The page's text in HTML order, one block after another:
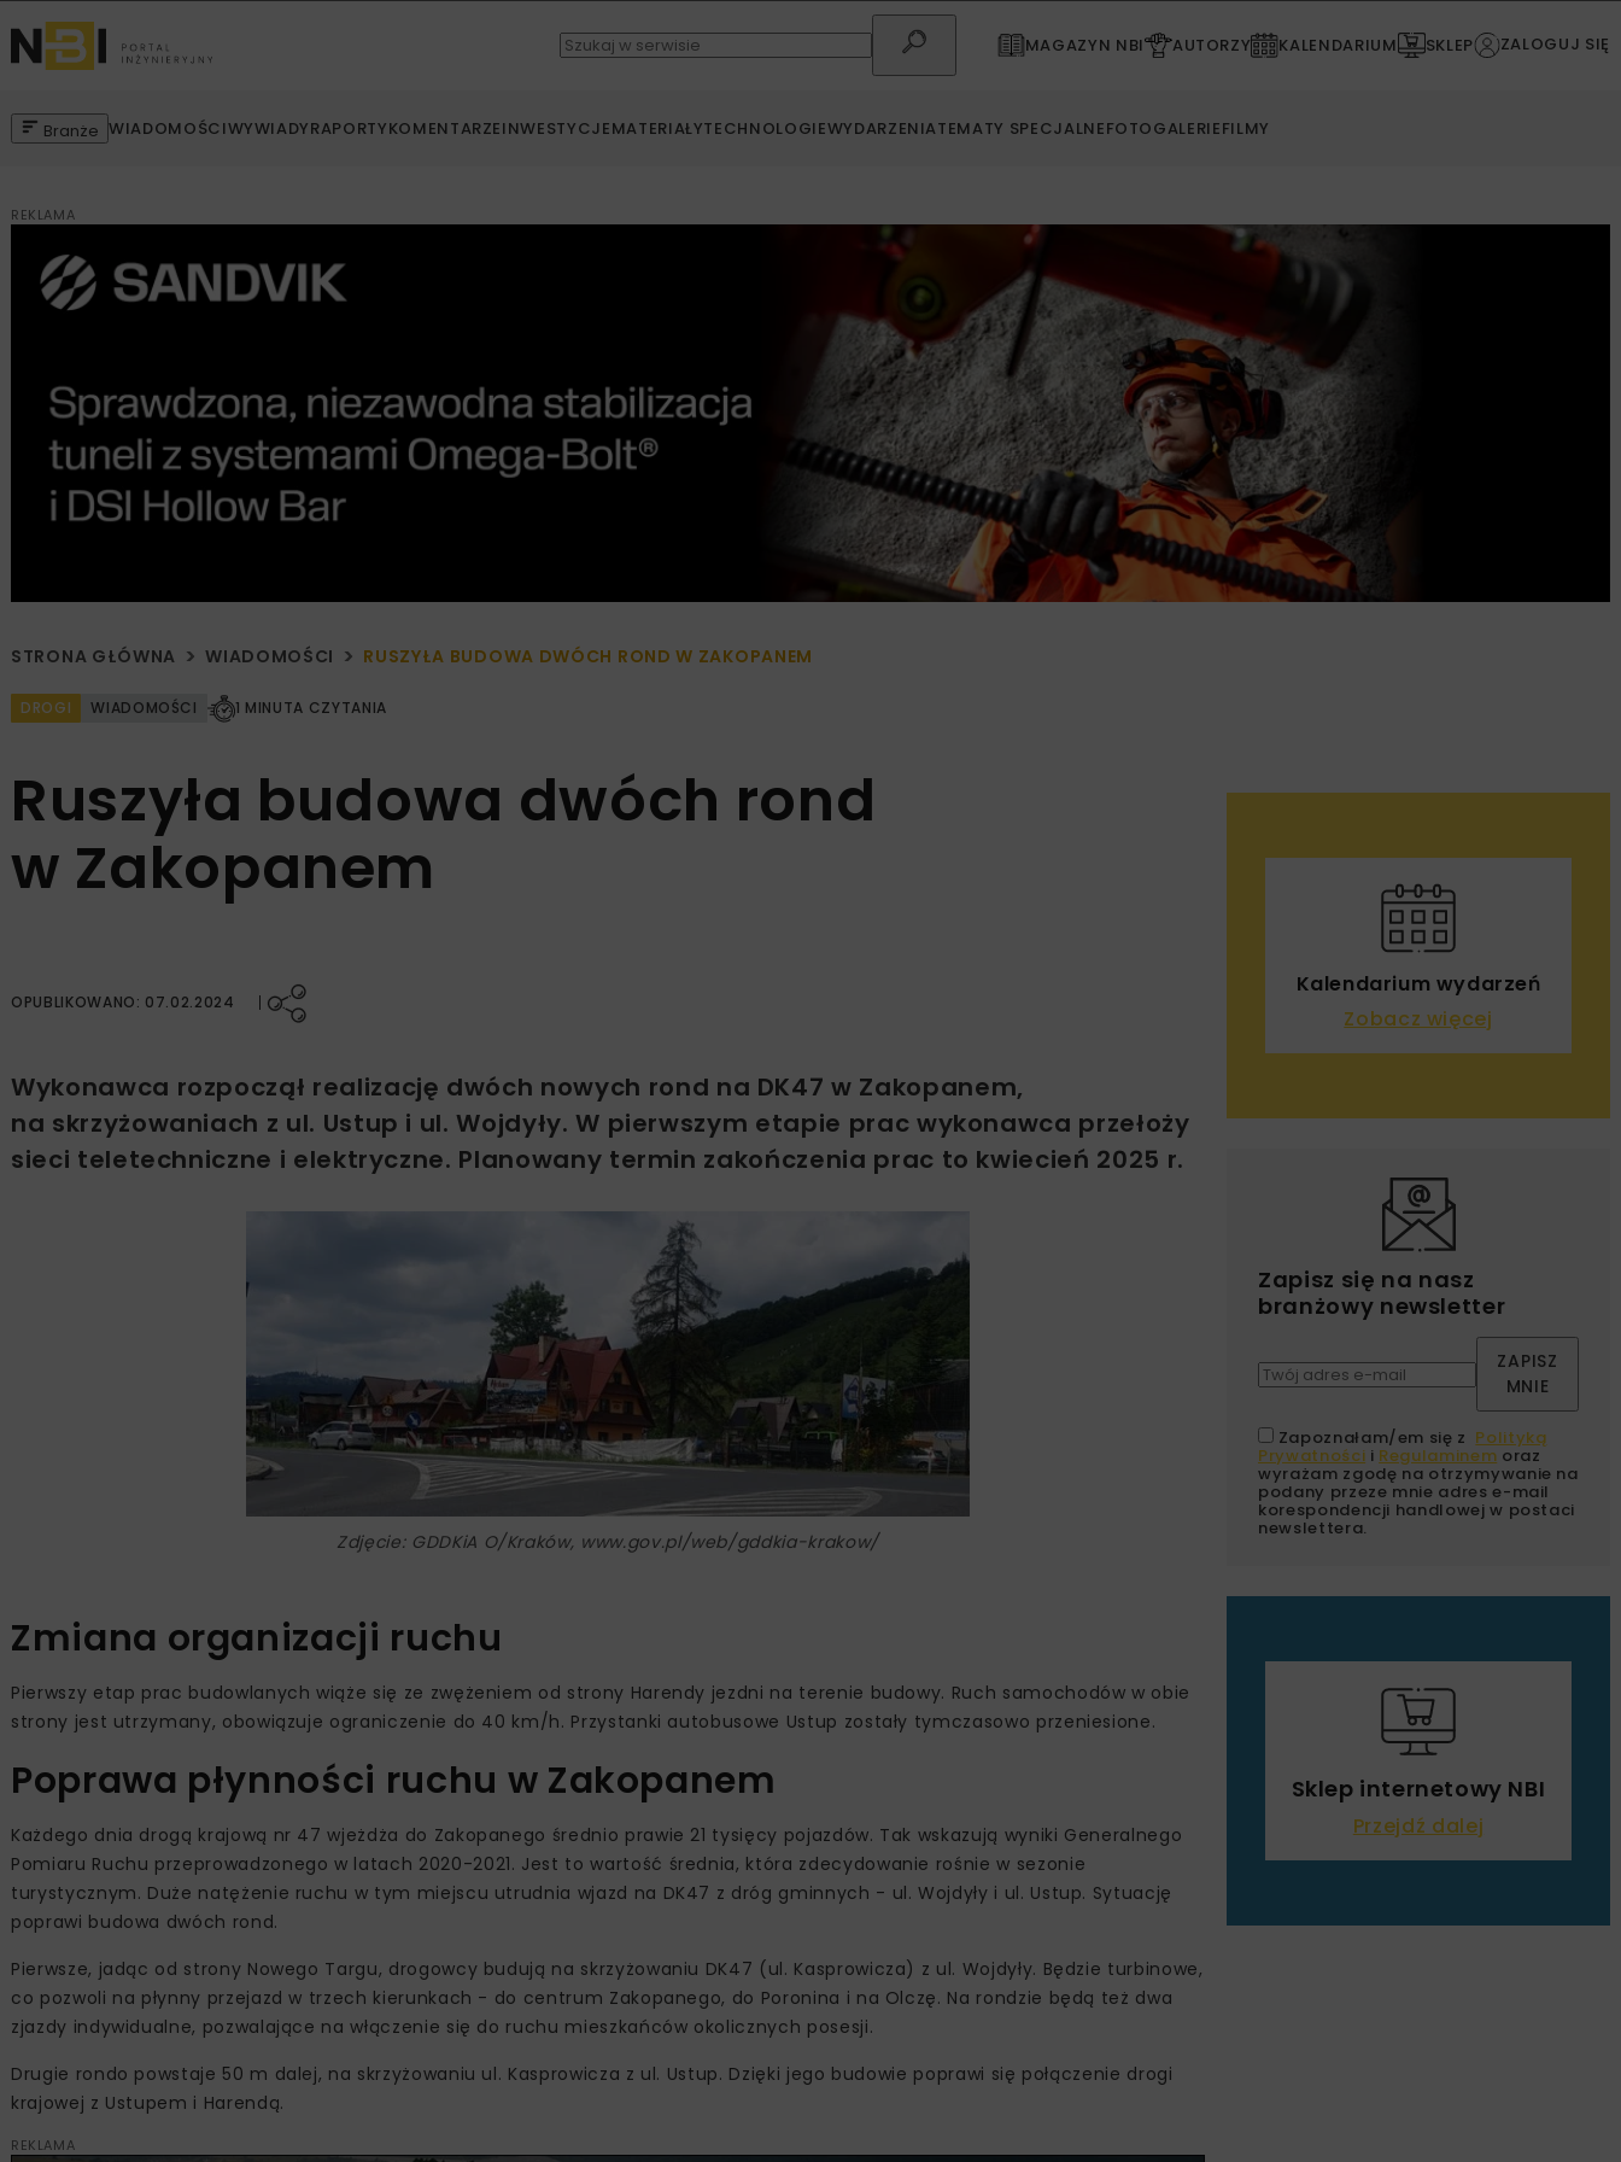
MAGAZYN NBI AUTORZY KALENDARIUM SKLEP ZALOGUJ SIĘ
Branże WIADOMOŚCIWYWIADYRAPORTYKOMENTARZEINWESTYCJEMATERIAŁYTECHNOLOGIEWYDARZENIATEMATY SPECJALNEFOTOGALERIEFILMY
REKLAMA
STRONA GŁÓWNA WIADOMOŚCI RUSZYŁA BUDOWA DWÓCH ROND W ZAKOPANEM
DROGI WIADOMOŚCI 1 MINUTA CZYTANIA
Ruszyła budowa dwóch rond
w Zakopanem
OPUBLIKOWANO: 07.02.2024
Wykonawca rozpoczął realizację dwóch nowych rond na DK47 w Zakopanem,
na skrzyżowaniach z ul. Ustup i ul. Wojdyły. W pierwszym etapie prac wykonawca przełoży
sieci teletechniczne i elektryczne. Planowany termin zakończenia prac to kwiecień 2025 r.
Zdjęcie: GDDKiA O/Kraków, www.gov.pl/web/gddkia-krakow/
Zmiana organizacji ruchu
Pierwszy etap prac budowlanych wiąże się ze zwężeniem od strony Harendy jezdni na terenie budowy. Ruch samochodów w obie
strony jest utrzymany, obowiązuje ograniczenie do 40 km/h. Przystanki autobusowe Ustup zostały tymczasowo przeniesione.
Poprawa płynności ruchu w Zakopanem
Każdego dnia drogą krajową nr 47 wjeżdża do Zakopanego średnio prawie 21 tysięcy pojazdów. Tak wskazują wyniki Generalnego
Pomiaru Ruchu przeprowadzonego w latach 2020-2021. Jest to wartość średnia, która zdecydowanie rośnie w sezonie
turystycznym. Duże natężenie ruchu w tym miejscu utrudnia wjazd na DK47 z dróg gminnych - ul. Wojdyły i ul. Ustup. Sytuację
poprawi budowa dwóch rond.
Pierwsze, jadąc od strony Nowego Targu, drogowcy budują na skrzyżowaniu DK47 (ul. Kasprowicza) z ul. Wojdyły. Będzie turbinowe,
co pozwoli na płynny przejazd w trzech kierunkach - do centrum Zakopanego, do Poronina i na Olczę. Na rondzie będą też dwa
zjazdy indywidualne, pozwalające na włączenie się do ruchu mieszkańców okolicznych posesji.
Drugie rondo powstaje 50 m dalej, na skrzyżowaniu ul. Kasprowicza z ul. Ustup. Dzięki jego budowie poprawi się połączenie drogi
krajowej z Ustupem i Harendą.
REKLAMA
Kalendarium wydarzeń
Zobacz więcej
Zapisz się na nasz
branżowy newsletter
ZAPISZ
MNIE
Zapoznałam/em się z Polityką
Prywatności i Regulaminem oraz
wyrażam zgodę na otrzymywanie na
podany przeze mnie adres e-mail
korespondencji handlowej w postaci
newslettera.
Sklep internetowy NBI
Przejdź dalej